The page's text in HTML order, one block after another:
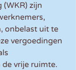
zijn
onbelast uit te
vergoedingen
vrije ruimte.